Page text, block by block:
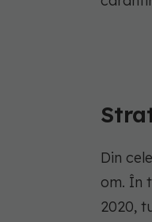
Din
om. În
2020,